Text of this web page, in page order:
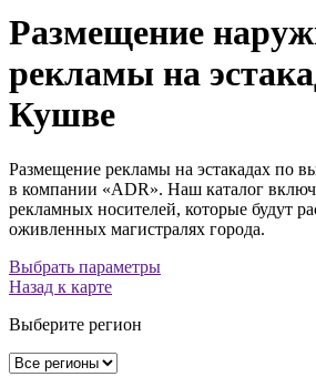
Размещение
рекламы на
Кушве
Размещение рекламы на эстакадах по
в компании «ADR». Наш каталог
рекламных носителей, которые будут
оживленных магистралях города.
Выбрать параметры
Назад к карте
Выберите регион